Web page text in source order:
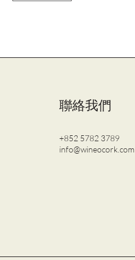
聯絡我們
+852 5782 3789
info@wineocork.com